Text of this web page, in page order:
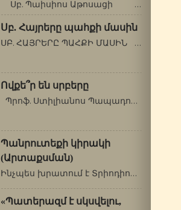
Սբ. Պաիսիոս Աթոսացի …
Սբ. Հայրերը պահքի մասին
ՍԲ. ՀԱՅՐԵՐԸ ՊԱՀՔԻ ՄԱՍԻՆ Քանի որ…
Ովքե՞ր են սրբերը
Պրոֆ. Ստիլիանոս Պապադոպուլոս (Գերասիմոս…
Պանրուտեքի կիրակի
(Արտաքսման)
Ինչպես խրատում է Տրիոդիոնը, մարդուն…
«Պատերազմ է սկսվելու,